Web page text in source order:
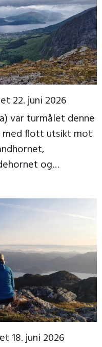
22. juni 2026
var turmålet denne
med flott utsikt mot
og
kveld, til og […]
18. juni 2026